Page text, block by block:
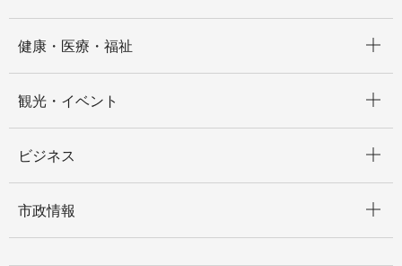
健康・医療・福祉
観光・イベント
ビジネス
市政情報